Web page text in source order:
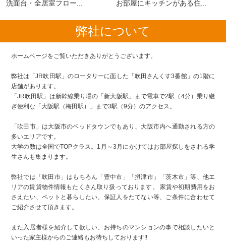
洗面台・全居室フロー...
お部屋にキッチンがある住...
弊社について
ホームページをご覧いただきありがとうございます。
弊社は「JR吹田駅」のロータリーに面した「吹田さんくす3番館」の1階に
店舗があります。
「JR吹田駅」は新幹線乗り場の「新大阪駅」まで電車で2駅（4分）乗り継
ぎ便利な「大阪駅（梅田駅）」まで3駅（9分）のアクセス。
「吹田市」は大阪市のベッドタウンでもあり、大阪市内へ通勤される方の
多いエリアです。
大学の数は全国でTOPクラス。1月～3月にかけてはお部屋探しをされる学
生さんも集まります。
弊社では「吹田市」はもちろん「豊中市」「摂津市」「茨木市」等、他エ
リアの賃貸物件情報もたくさん取り扱っております。 家賃や初期費用をお
さえたい、ペットと暮らしたい、保証人をたてない等、ご条件に合わせて
ご紹介させて頂きます。
また入居者様を紹介して欲しい、お持ちのマンションの事で相談したいと
いった家主様からのご連絡もお待ちしております!!